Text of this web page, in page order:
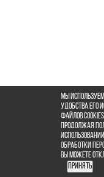
Мы
удобства его
файлов
Продолжая
обработки
Вы можете
Принять